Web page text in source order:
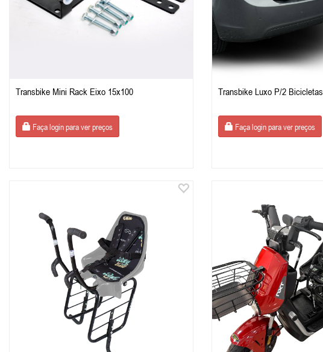
Transbike Mini Rack Eixo 15x100
Faça login para ver preços
Transbike Luxo P/2 Bicicletas
Faça login para ver preços